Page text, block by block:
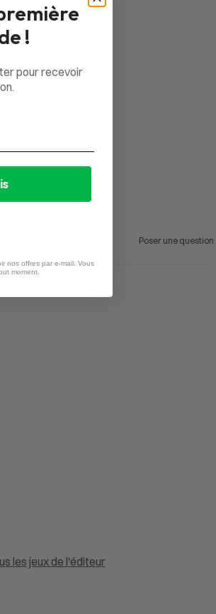
Poser une question
les jeux de l'éditeur
!
pour recevoir
nos offres par e-mail. Vous
moment.